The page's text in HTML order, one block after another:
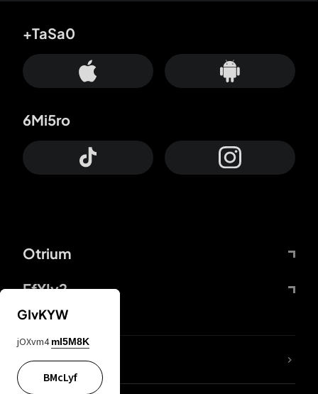
Otrium
FfYIy2
+TaSa0
6Mi5ro
KIjvtr
GIvKYW
jOXvm4 mI5M8K
BMcLyf